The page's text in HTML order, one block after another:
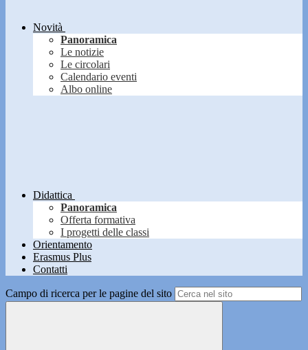
Novità
Panoramica
Le notizie
Le circolari
Calendario eventi
Albo online
Didattica
Panoramica
Offerta formativa
I progetti delle classi
Orientamento
Erasmus Plus
Contatti
Campo di ricerca per le pagine del sito